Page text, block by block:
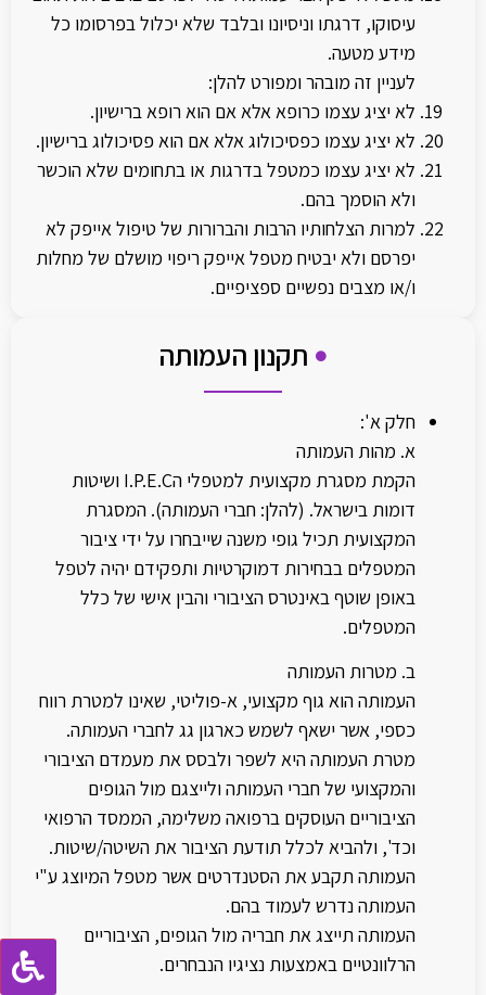
עיסוקו, דרגתו וניסיונו ובלבד שלא יכלול בפרסומו כל
מידע מטעה.
לעניין זה מובהר ומפורט להלן:
לא יציג עצמו כרופא אלא אם הוא רופא ברישיון.
לא יציג עצמו כפסיכולוג אלא אם הוא פסיכולוג ברישיון.
לא יציג עצמו כמטפל בדרגות או בתחומים שלא הוכשר
ולא הוסמך בהם.
למרות הצלחותיו הרבות והברורות של טיפול אייפק לא
יפרסם ולא יבטיח מטפל אייפק ריפוי מושלם של מחלות
ו/או מצבים נפשיים ספציפיים.
תקנון העמותה
חלק א':
א. מהות העמותה
הקמת מסגרת מקצועית למטפלי הI.P.E.C ושיטות
דומות בישראל. (להלן: חברי העמותה). המסגרת
המקצועית תכיל גופי משנה שייבחרו על ידי ציבור
המטפלים בבחירות דמוקרטיות ותפקידם יהיה לטפל
באופן שוטף באינטרס הציבורי והבין אישי של כלל
המטפלים.
ב. מטרות העמותה
העמותה הוא גוף מקצועי, א-פוליטי, שאינו למטרת רווח
כספי, אשר ישאף לשמש כארגון גג לחברי העמותה.
מטרת העמותה היא לשפר ולבסס את מעמדם הציבורי
והמקצועי של חברי העמותה ולייצגם מול הגופים
הציבוריים העוסקים ברפואה משלימה, הממסד הרפואי
וכד', ולהביא לכלל תודעת הציבור את השיטה/שיטות.
העמותה תקבע את הסטנדרטים אשר מטפל המיוצג ע"י
העמותה נדרש לעמוד בהם.
העמותה תייצג את חבריה מול הגופים, הציבוריים
הרלוונטיים באמצעות נציגיו הנבחרים.